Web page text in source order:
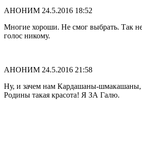
АНОНИМ 24.5.2016 18:52
Многие хороши. Не смог выбрать. Так
голос никому.
АНОНИМ 24.5.2016 21:58
Ну, и зачем нам Кардашаны-шмакашаны,
Родины такая красота! Я ЗА Галю.